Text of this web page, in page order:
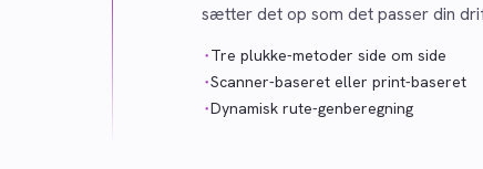
sætter det op som det passer din
·Tre plukke-metoder side om side
·Scanner-baseret eller print-baseret
·Dynamisk rute-genberegning